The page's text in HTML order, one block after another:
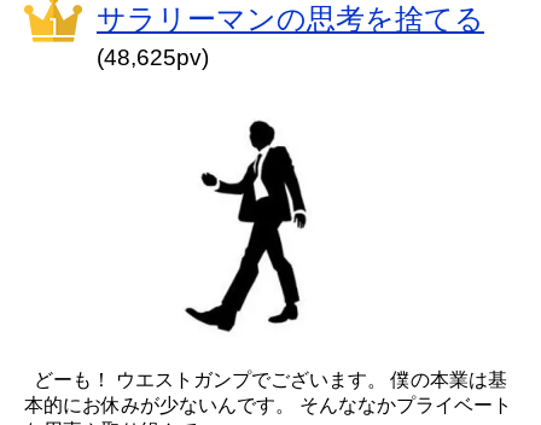
サラリーマンの思考を捨てる
(48,625pv)
どーも！ ウエストガンプでございます。 僕の本業は基
本的にお休みが少ないんです。 そんななかプライベート